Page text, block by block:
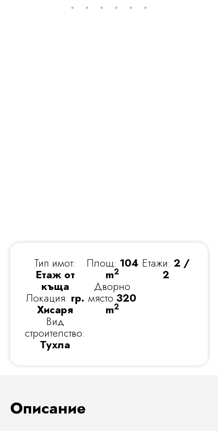
Тип имот:
Етаж от
къща
Локация: гр.
Хисаря
Вид
строителство:
Тухла
Площ: 104
m2
Дворно
място 320
m2
Етажи:2 /
2
Описание